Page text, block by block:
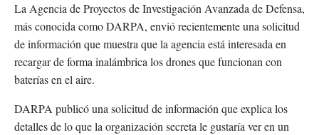
La Agencia de Proyectos de Investigación Avanzada de Defensa,
más conocida como DARPA, envió recientemente una solicitud
de información que muestra que la agencia está interesada en
recargar de forma inalámbrica los drones que funcionan con
baterías en el aire.
DARPA publicó una solicitud de información que explica los
detalles de lo que la organización secreta le gustaría ver en un